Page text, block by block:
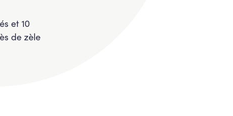
et 10
de zèle